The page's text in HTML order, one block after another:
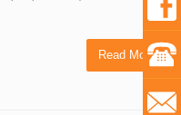
Read More